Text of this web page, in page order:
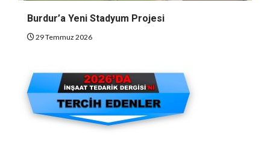
Burdur’a Yeni Stadyum Projesi
29 Temmuz 2026